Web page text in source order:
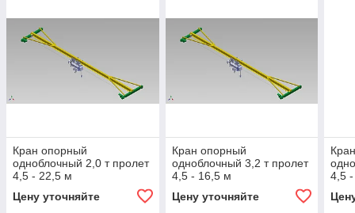
Кран опорный
одноблочный 2,0 т пролет
4,5 - 22,5 м
Цену уточняйте
Кран опорный
одноблочный 3,2 т пролет
4,5 - 16,5 м
Цену уточняйте
4,5